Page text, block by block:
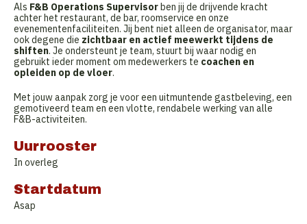
Als F&B Operations Supervisorben jij de drijvende kracht
achter het restaurant, de bar, roomservice en onze
evenementenfaciliteiten. Jij bent niet alleen de organisator, maar
ook degene die zichtbaar en actief meewerkt tijdens de
shiften. Je ondersteunt je team, stuurt bij waar nodig en
gebruikt ieder moment om medewerkers te coachen en
opleiden op de vloer.
Met jouw aanpak zorg je voor een uitmuntende gastbeleving, een
gemotiveerd team en een vlotte, rendabele werking van alle
F&B-activiteiten.
Uurrooster
In overleg
Startdatum
Asap